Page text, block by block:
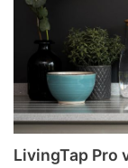
LivingTap Pro